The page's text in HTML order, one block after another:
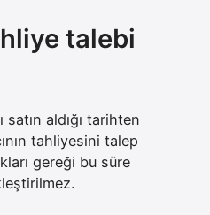
talebi
aldığı tarihten
tahliyesini talep
gereği bu süre